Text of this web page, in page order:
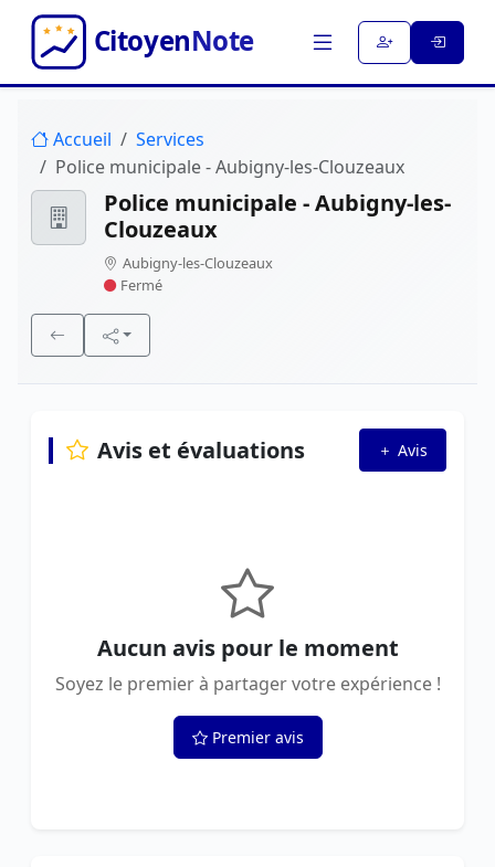
Accueil
Services
Police municipale - Aubigny-les-Clouzeaux
Police municipale - Aubigny-les-
Clouzeaux
Aubigny-les-Clouzeaux
Fermé
Avis et évaluations Avis
Aucun avis pour le moment
Soyez le premier à partager votre expérience !
Premier avis